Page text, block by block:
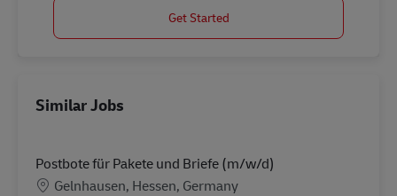
Get Started
Similar Jobs
Postbote für Pakete und Briefe (m/w/d)
Location
Gelnhausen, Hessen, Germany